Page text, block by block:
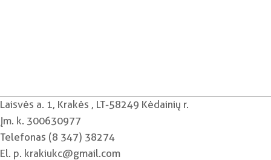
Laisvės a. 1, Krakės , LT-58249 Kėdainių r.
Įm. k. 300630977
Telefonas (8 347) 38274
El. p. krakiukc@gmail.com